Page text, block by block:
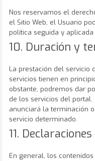
Nos reservamos el
el Sitio Web, el Usuario
política seguida y aplicada
10. Duración y
La prestación del servicio
servicios tienen en
obstante, podremos dar
de los servicios del portal.
anunciará la terminación
servicio determinado.
11.
En general, los